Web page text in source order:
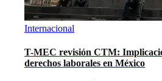
Internacional
T-MEC revisión CTM:
derechos laborales en México